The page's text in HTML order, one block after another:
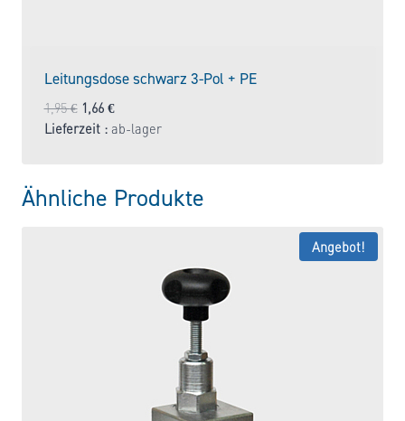
Leitungsdose schwarz 3-Pol + PE
1,95€ Ursprünglicher
Preis
1,66 €Aktueller
Preis
Lieferzeit : ab-lager
Ähnliche Produkte
Angebot!